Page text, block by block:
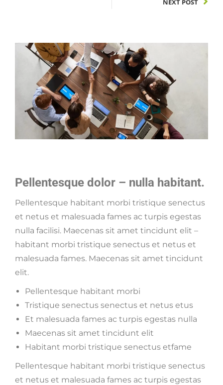
Pellentesque dolor – nulla habitant.
Pellentesque habitant morbi tristique senectus
et netus et malesuada fames ac turpis egestas
nulla facilisi. Maecenas sit amet tincidunt elit –
habitant morbi tristique senectus et netus et
malesuada fames. Maecenas sit amet tincidunt
elit.
Pellentesque habitant morbi
Tristique senectus senectus et netus etus
Et malesuada fames ac turpis egestas nulla
Maecenas sit amet tincidunt elit
Habitant morbi tristique senectus etfame
Pellentesque habitant morbi tristique senectus
et netus et malesuada fames ac turpis egestas
NEXT POST